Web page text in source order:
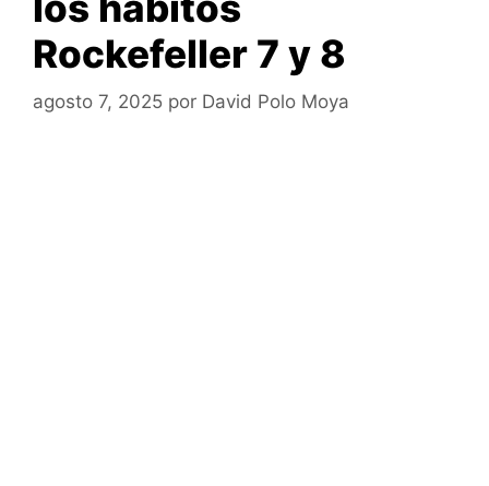
Rockefeller 7 y 8
agosto 7, 2025 por David Polo Moya